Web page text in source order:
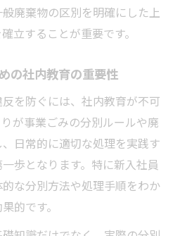
廃棄物の区別を明確にした上
立することが重要です。
の社内教育の重要性
を防ぐには、社内教育が不可
が事業ごみの分別ルールや廃
日常的に適切な処理を実践す
歩となります。特に新入社員
な分別方法や処理手順をわか
的です。